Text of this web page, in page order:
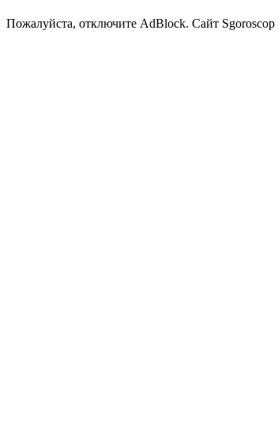
Пожалуйста, отключите AdBlock. Сайт Sgoroscop